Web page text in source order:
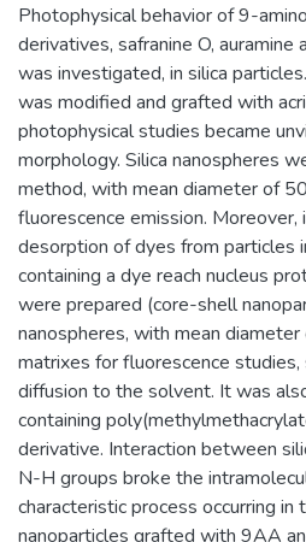
Photophysical behavior of 9-
derivatives, safranine O, auramine
was investigated, in silica
was modified and grafted with
photophysical studies became
morphology. Silica nanospheres
method, with mean diameter of
fluorescence emission. Moreover,
desorption of dyes from particles
containing a dye reach nucleus
were prepared (core-shell
nanospheres, with mean
matrixes for fluorescence
diffusion to the solvent. It was
containing
derivative. Interaction between
N-H groups broke the
characteristic process occurring in
nanoparticles grafted with 9AA